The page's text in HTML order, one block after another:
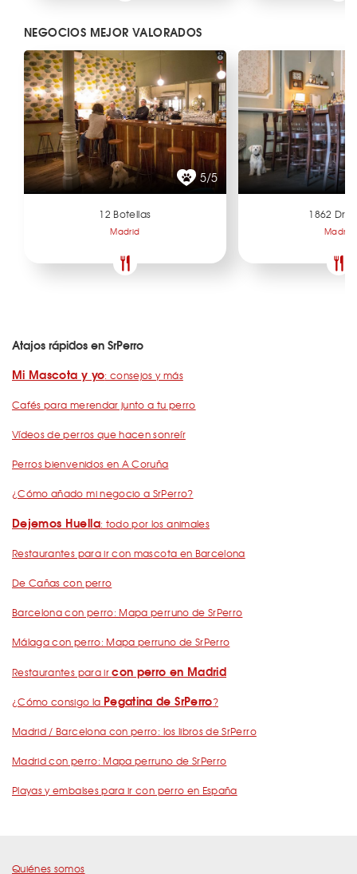
NEGOCIOS MEJOR VALORADOS
5/5
12 Botellas
Madrid
1862 Dry
Madrid
Atajos rápidos en SrPerro
Mi Mascota y yo: consejos y más
Cafés para merendar junto a tu perro
Vídeos de perros que hacen sonreír
Perros bienvenidos en A Coruña
¿Cómo añado mi negocio a SrPerro?
Dejemos Huella: todo por los animales
Restaurantes para ir con mascota en Barcelona
De Cañas con perro
Barcelona con perro: Mapa perruno de SrPerro
Málaga con perro: Mapa perruno de SrPerro
Restaurantes para ircon perro en Madrid
¿Cómo consigo la Pegatina de SrPerro?
Madrid / Barcelona con perro: los libros de SrPerro
Madrid con perro: Mapa perruno de SrPerro
Playas y embalses para ir con perro en España
Quiénes somos